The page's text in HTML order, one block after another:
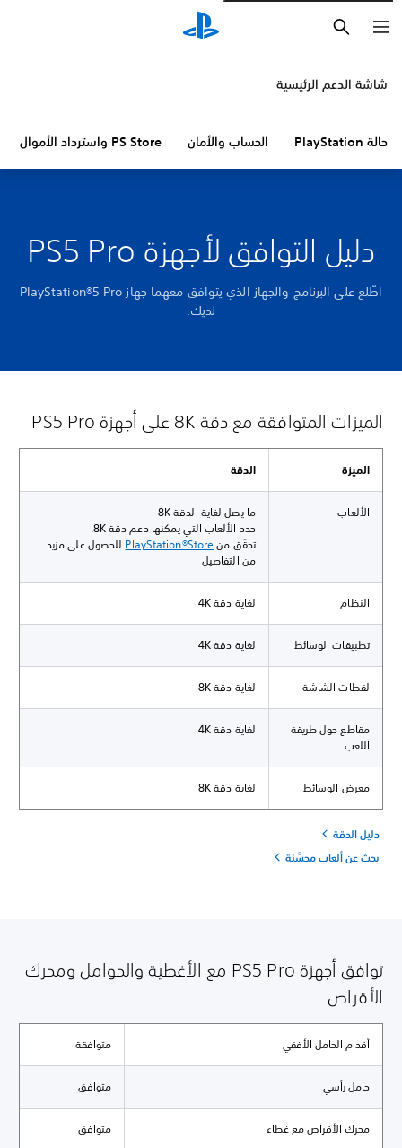
شاشة الدعم الرئيسية
حالة PlayStation الحساب والأمان PS Store واسترداد الأموال
دليل التوافق لأجهزة PS5 Pro
اطّلع على البرنامج والجهاز الذي يتوافق معهما جهاز PlayStation®5 Pro
لديك.
الميزات المتوافقة مع دقة 8K على أجهزة PS5 Pro
الميزة الدقة
الألعاب
ما يصل لغاية الدقة 8K
حدد الألعاب التي يمكنها دعم دقة 8K.
تحقّق منPlayStation®Store للحصول على مزيد
من التفاصيل
النظام لغاية دقة 4K
تطبيقات الوسائط لغاية دقة 4K
لقطات الشاشة لغاية دقة 8K
مقاطع حول طريقة
اللعب
لغاية دقة 4K
معرض الوسائط لغاية دقة 8K
دليل الدقة
بحث عن ألعاب محسَّنة
توافق أجهزة PS5 Pro مع الأغطية والحوامل ومحرك
الأقراص
أقدام الحامل الأفقي متوافقة
حامل رأسي متوافق
محرك الأقراص مع غطاء متوافق